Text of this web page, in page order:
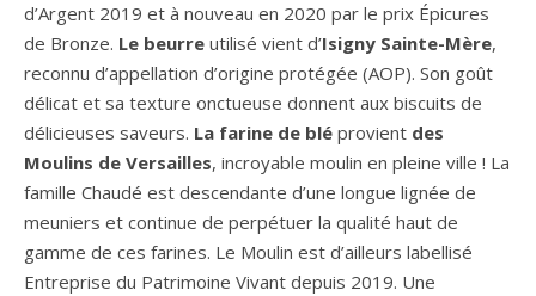
d’Argent 2019 et à nouveau en 2020 par le prix Épicures
de Bronze. Le beurre utilisé vient d’Isigny Sainte-Mère,
reconnu d’appellation d’origine protégée (AOP). Son goût
délicat et sa texture onctueuse donnent aux biscuits de
délicieuses saveurs. La farine de blé provient des
Moulins de Versailles, incroyable moulin en pleine ville ! La
famille Chaudé est descendante d’une longue lignée de
meuniers et continue de perpétuer la qualité haut de
gamme de ces farines. Le Moulin est d’ailleurs labellisé
Entreprise du Patrimoine Vivant depuis 2019. Une